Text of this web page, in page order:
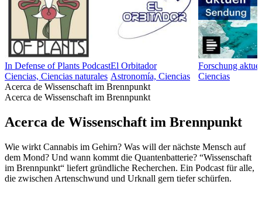
In Defense of Plants Podcast
Ciencias, Ciencias naturales
El Orbitador
Astronomía, Ciencias
Forschung
Ciencias
Acerca de Wissenschaft im Brennpunkt
Acerca de Wissenschaft im Brennpunkt
Acerca de Wissenschaft im Brennpunkt
Wie wirkt Cannabis im Gehirn? Was will der nächste Mensch auf
dem Mond? Und wann kommt die Quantenbatterie? “Wissenschaft
im Brennpunkt“ liefert gründliche Recherchen. Ein Podcast für alle,
die zwischen Artenschwund und Urknall gern tiefer schürfen.